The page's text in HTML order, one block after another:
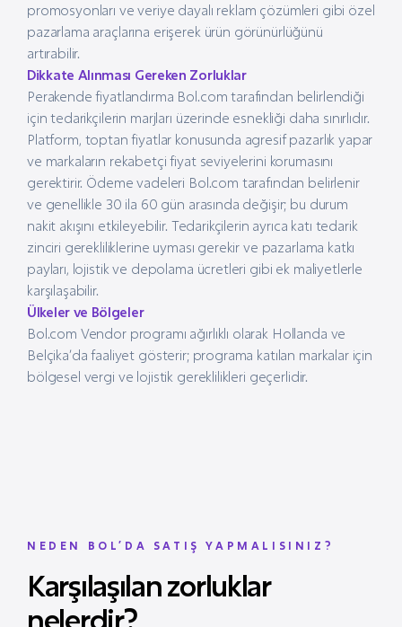
NEDEN BOL’DA SATIŞ YAPMALISINIZ?
Karşılaşılan zorluklar
promosyonları ve veriye dayalı reklam çözümleri gibi özel
pazarlama araçlarına erişerek ürün görünürlüğünü
artırabilir.
Dikkate Alınması Gereken Zorluklar
Perakende fiyatlandırma Bol.com tarafından belirlendiği
için tedarikçilerin marjları üzerinde esnekliği daha sınırlıdır.
Platform, toptan fiyatlar konusunda agresif pazarlık yapar
ve markaların rekabetçi fiyat seviyelerini korumasını
gerektirir. Ödeme vadeleri Bol.com tarafından belirlenir
ve genellikle 30 ila 60 gün arasında değişir; bu durum
nakit akışını etkileyebilir. Tedarikçilerin ayrıca katı tedarik
zinciri gerekliliklerine uyması gerekir ve pazarlama katkı
payları, lojistik ve depolama ücretleri gibi ek maliyetlerle
karşılaşabilir.
Ülkeler ve Bölgeler
Bol.com Vendor programı ağırlıklı olarak Hollanda ve
Belçika’da faaliyet gösterir; programa katılan markalar için
bölgesel vergi ve lojistik gereklilikleri geçerlidir.